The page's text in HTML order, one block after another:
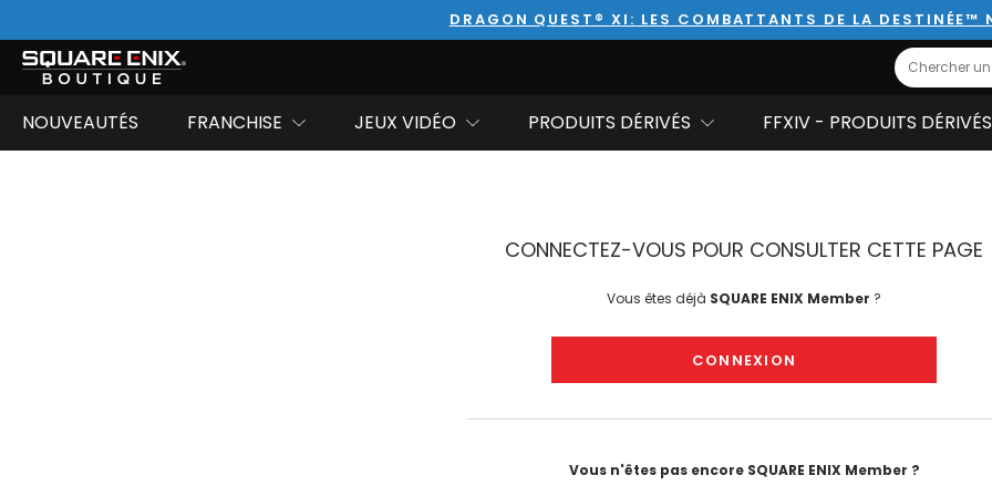
DRAGON QUEST® XI: LES COMBATTANTS DE LA DESTINÉE™
Search
NOUVEAUTÉS FRANCHISE JEUX VIDÉO PRODUITS DÉRIVÉS FFXIV - PRODUITS DÉRIVÉS
CONNECTEZ-VOUS POUR CONSULTER CETTE PAGE
Vous êtes déjà SQUARE ENIX Member ?
CONNEXION
Vous n'êtes pas encore SQUARE ENIX Member ?